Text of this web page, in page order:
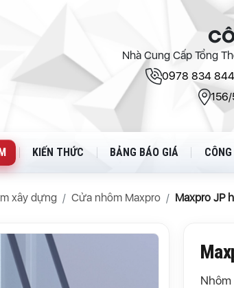
Nhà Cung Cấp Tổng
0978 834 844
156/
KIẾN THỨC BẢNG BÁO GIÁ
xây dựng Cửa nhôm Maxpro Maxpro JP